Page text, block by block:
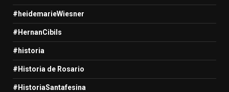
#heidemarieWiesner
#HernanCibils
#historia
#Historia de Rosario
#HistoriaSantafesina